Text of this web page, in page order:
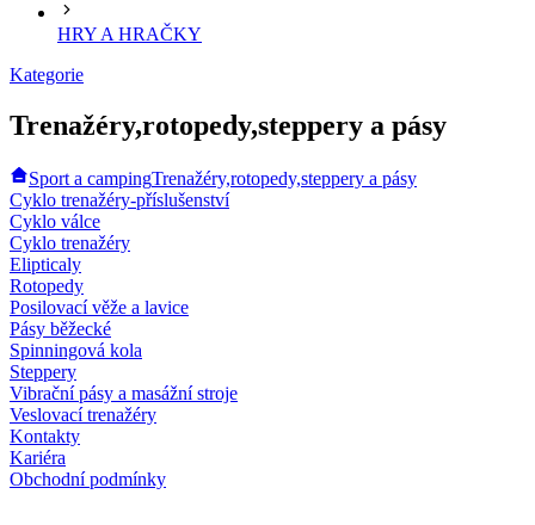
HRY A HRAČKY
Kategorie
Trenažéry,rotopedy,steppery a pásy
Sport a campingTrenažéry,rotopedy,steppery a pásy
Cyklo trenažéry-příslušenství
Cyklo válce
Cyklo trenažéry
Elipticaly
Rotopedy
Posilovací věže a lavice
Pásy běžecké
Spinningová kola
Steppery
Vibrační pásy a masážní stroje
Veslovací trenažéry
Kontakty
Kariéra
Obchodní podmínky